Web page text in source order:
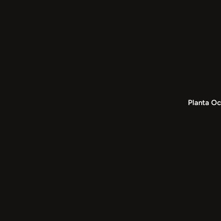
Planta